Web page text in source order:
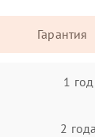
Гарантия
1 год
2 года